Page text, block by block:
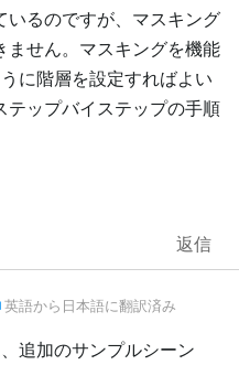
いるのですが、マスキング
ません。マスキングを機能
に階層を設定すればよい
テップバイステップの手順
返信
英語から 日本語に翻訳済み
追加のサンプルシーン